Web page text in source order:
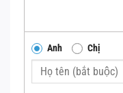
Anh Chị